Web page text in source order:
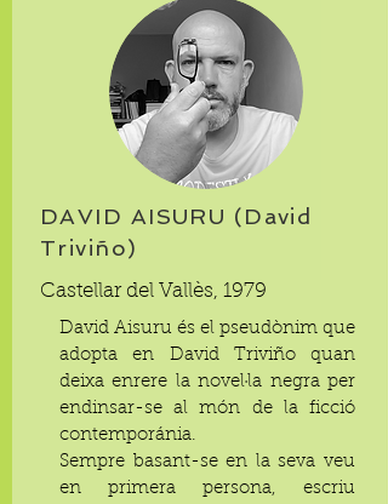
DAVID AISURU (David
Triviño)
Castellar del Vallès, 1979
David Aisuru és el pseudònim que
adopta en David Triviño quan
deixa enrere la novel·la negra per
endinsar-se al món de la ficció
contemporánia.
Sempre basant-se en la seva veu
en primera persona, escriu